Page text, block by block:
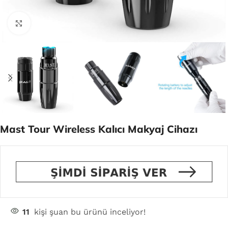
Mast Tour Wireless Kalıcı Makyaj Cihazı
11 kişi şuan bu ürünü inceliyor!